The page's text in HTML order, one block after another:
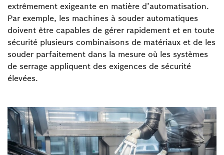
extrêmement exigeante en matière d’automatisation.
Par exemple, les machines à souder automatiques
doivent être capables de gérer rapidement et en toute
sécurité plusieurs combinaisons de matériaux et de les
souder parfaitement dans la mesure où les systèmes
de serrage appliquent des exigences de sécurité
élevées.